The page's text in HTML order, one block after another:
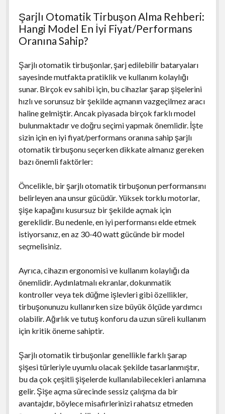
Şarjlı Otomatik Tirbuşon Alma Rehberi:
Hangi Model En İyi Fiyat/Performans
Oranına Sahip?
Şarjlı otomatik tirbuşonlar, şarj edilebilir bataryaları
sayesinde mutfakta pratiklik ve kullanım kolaylığı
sunar. Birçok ev sahibi için, bu cihazlar şarap şişelerini
hızlı ve sorunsuz bir şekilde açmanın vazgeçilmez aracı
haline gelmiştir. Ancak piyasada birçok farklı model
bulunmaktadır ve doğru seçimi yapmak önemlidir. İşte
sizin için en iyi fiyat/performans oranına sahip şarjlı
otomatik tirbuşonu seçerken dikkate almanız gereken
bazı önemli faktörler:
Öncelikle, bir şarjlı otomatik tirbuşonun performansını
belirleyen ana unsur gücüdür. Yüksek torklu motorlar,
şişe kapağını kusursuz bir şekilde açmak için
gereklidir. Bu nedenle, en iyi performansı elde etmek
istiyorsanız, en az 30-40 watt gücünde bir model
seçmelisiniz.
Ayrıca, cihazın ergonomisi ve kullanım kolaylığı da
önemlidir. Aydınlatmalı ekranlar, dokunmatik
kontroller veya tek düğme işlevleri gibi özellikler,
tirbuşonunuzu kullanırken size büyük ölçüde yardımcı
olabilir. Ağırlık ve tutuş konforu da uzun süreli kullanım
için kritik öneme sahiptir.
Şarjlı otomatik tirbuşonlar genellikle farklı şarap
şişesi türleriyle uyumlu olacak şekilde tasarlanmıştır,
bu da çok çeşitli şişelerde kullanılabilecekleri anlamına
gelir. Şişe açma sürecinde sessiz çalışma da bir
avantajdır, böylece misafirlerinizi rahatsız etmeden